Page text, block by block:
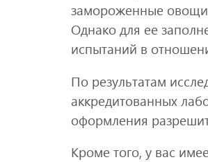
замороженные овощи
Однако для ее
испытаний в
По результатам
аккредитованных
оформления
Кроме того, у вас